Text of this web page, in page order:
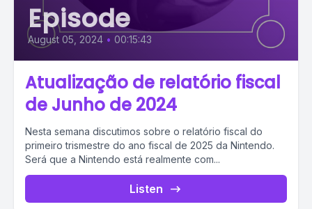
Episode
August 05, 2024 • 00:15:43
Atualização de relatório fiscal
de Junho de 2024
Nesta semana discutimos sobre o relatório fiscal do
primeiro trismestre do ano fiscal de 2025 da Nintendo.
Será que a Nintendo está realmente com...
Listen